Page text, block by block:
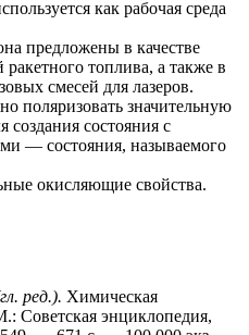
как рабочая среда
предложены в качестве
топлива, а также в
смесей для лазеров.
поляризовать значительную
создания состояния с
— состояния, называемого
окисляющие свойства.
ред.). Химическая
: Советская энциклопедия,